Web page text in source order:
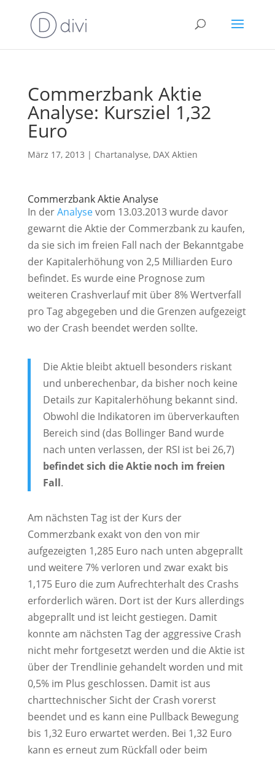
Commerzbank Aktie
Analyse: Kursziel 1,32
Euro
März 17, 2013 | Chartanalyse, DAX Aktien
Commerzbank Aktie Analyse
In derAnalysevom 13.03.2013 wurde davor
gewarnt die Aktie der Commerzbank zu kaufen,
da sie sich im freien Fall nach der Bekanntgabe
der Kapitalerhöhung von 2,5 Milliarden Euro
befindet. Es wurde eine Prognose zum
weiteren Crashverlauf mit über 8% Wertverfall
pro Tag abgegeben und die Grenzen aufgezeigt
wo der Crash beendet werden sollte.
Die Aktie bleibt aktuell besonders riskant
und unberechenbar, da bisher noch keine
Details zur Kapitalerhöhung bekannt sind.
Obwohl die Indikatoren im überverkauften
Bereich sind (das Bollinger Band wurde
nach unten verlassen, der RSI ist bei 26,7)
befindet sich die Aktie noch im freien
Fall.
Am nächsten Tag ist der Kurs der
Commerzbank exakt von den von mir
aufgezeigten 1,285 Euro nach unten abgeprallt
und weitere 7% verloren und zwar exakt bis
1,175 Euro die zum Aufrechterhalt des Crashs
erforderlich wären. Dort ist der Kurs allerdings
abgeprallt und ist leicht gestiegen. Damit
konnte am nächsten Tag der aggressive Crash
nicht mehr fortgesetzt werden und die Aktie ist
über der Trendlinie gehandelt worden und mit
0,5% im Plus geschlossen. Damit ist aus
charttechnischer Sicht der Crash vorerst
beendet und es kann eine Pullback Bewegung
bis 1,32 Euro erwartet werden. Bei 1,32 Euro
kann es erneut zum Rückfall oder beim